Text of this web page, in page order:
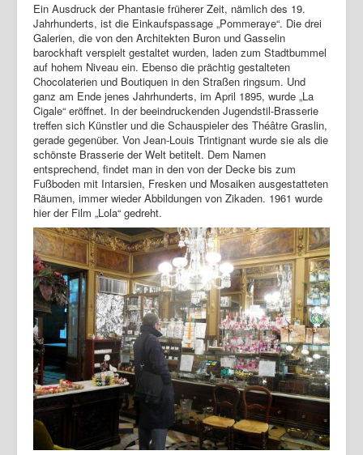
Ein Ausdruck der Phantasie früherer Zeit, nämlich des 19.
Jahrhunderts, ist die Einkaufspassage „Pommeraye“. Die drei
Galerien, die von den Architekten Buron und Gasselin
barockhaft verspielt gestaltet wurden, laden zum Stadtbummel
auf hohem Niveau ein. Ebenso die prächtig gestalteten
Chocolaterien und Boutiquen in den Straßen ringsum. Und
ganz am Ende jenes Jahrhunderts, im April 1895, wurde „La
Cigale“ eröffnet. In der beeindruckenden Jugendstil-Brasserie
treffen sich Künstler und die Schauspieler des Théâtre Graslin,
gerade gegenüber. Von Jean-Louis Trintignant wurde sie als die
schönste Brasserie der Welt betitelt. Dem Namen
entsprechend, findet man in den von der Decke bis zum
Fußboden mit Intarsien, Fresken und Mosaiken ausgestatteten
Räumen, immer wieder Abbildungen von Zikaden. 1961 wurde
hier der Film „Lola“ gedreht.